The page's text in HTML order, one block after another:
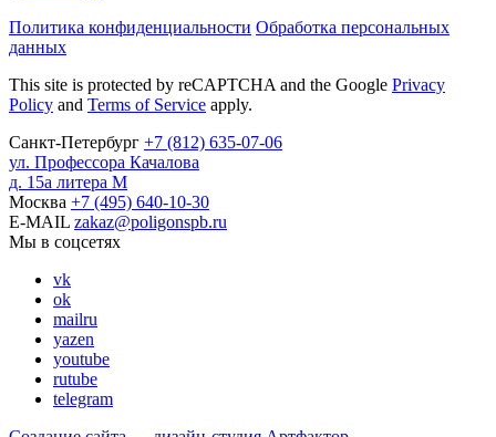
Политика конфиденциальности Обработка персональных
данных
This site is protected by reCAPTCHA and the Google Privacy
Policy and Terms of Service apply.
Санкт-Петербург +7 (812) 635-07-06
ул. Профессора Качалова
д. 15а литера М
Москва +7 (495) 640-10-30
E-MAIL zakaz@poligonspb.ru
Мы в соцсетях
vk
ok
mailru
yazen
youtube
rutube
telegram